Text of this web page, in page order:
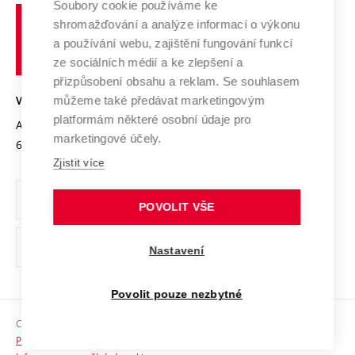
Výzkumné infrastruktury
Transfer znalostí
Open Science
Projekty
Projekty ze strukturálních fondů
Specifický výzkum
Spolupráce se školami
Služby univerzity
Mezinárodní dohody
Univerzitní sítě
Udržitelná univerzita
Podnikavá univerzita / ContriBUTe
Bezpečná univerzita
Vyznamenání
Organizační struktura
Ochrana osobních údajů
odkaz)
Sociální bezpečí
učení
technické
VYSOKÉ UČENÍ TECHNICKÉ V BRNĚ
Antonínská 548/1
602 00 Brno
www.vut.cz
vut@vutbr.cz
Copyright © 2026 VUT
Prohlášení o přístupnosti
Soubory cookie používáme ke
shromažďování a analýze informací o výkonu
a používání webu, zajištění fungování funkcí
ze sociálních médií a ke zlepšení a
přizpůsobení obsahu a reklam. Se souhlasem
můžeme také předávat marketingovým
platformám některé osobní údaje pro
marketingové účely.
Zjistit více
POVOLIT VŠE
Nastavení
Povolit pouze nezbytné